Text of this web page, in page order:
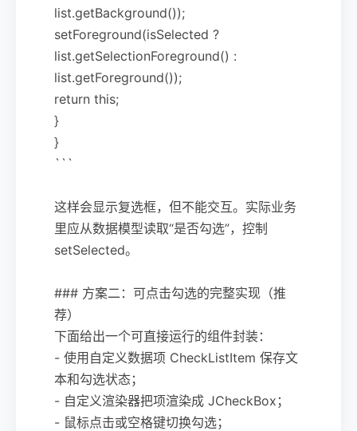
list.getBackground());
setForeground(isSelected ?
list.getSelectionForeground() :
list.getForeground());
return this;
}
}
```
这样会显示复选框，但不能交互。实际业务
里应从数据模型读取“是否勾选”，控制
setSelected。
### 方案二：可点击勾选的完整实现（推
荐）
下面给出一个可直接运行的组件封装：
- 使用自定义数据项 CheckListItem 保存文
本和勾选状态；
- 自定义渲染器把项渲染成 JCheckBox；
- 鼠标点击或空格键切换勾选；